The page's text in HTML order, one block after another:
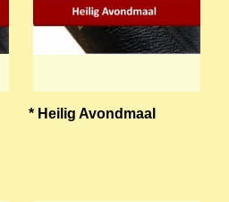
* Heilig Avondmaal